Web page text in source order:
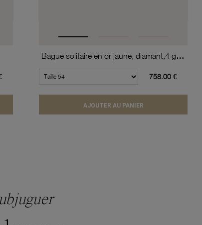
Bague solitaire en or jaune, diamant,4 griffes
758.00 €
AJOUTER AU PANIER